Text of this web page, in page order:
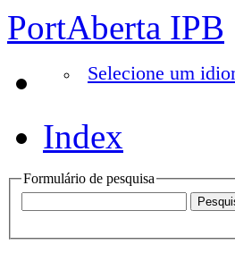
PortAberta IPB
Selecione um
Index
Formulário de pesquisa